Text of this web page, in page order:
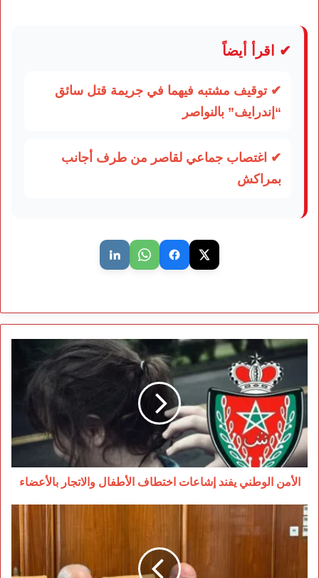
✔ اقرأ أيضاً
✔ توقيف مشتبه فيهما في جريمة قتل سائق
“إندرايف” بالنواصر
✔ اغتصاب جماعي لقاصر من طرف أجانب
بمراكش
الأمن
الوطني
يفند
إشاعات
اختطاف
الأطفال
والاتجار
بالأعضاء
الأمن الوطني يفند إشاعات اختطاف الأطفال والاتجار بالأعضاء
أديب
بنبراهيم
يقود